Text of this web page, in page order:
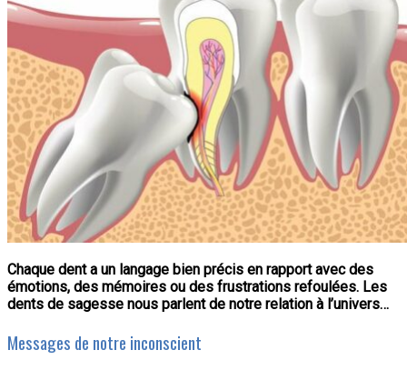
Chaque dent a un langage bien précis en rapport avec des
émotions, des mémoires ou des frustrations refoulées. Les
dents de sagesse nous parlent de notre relation à l’univers…
Messages de notre inconscient